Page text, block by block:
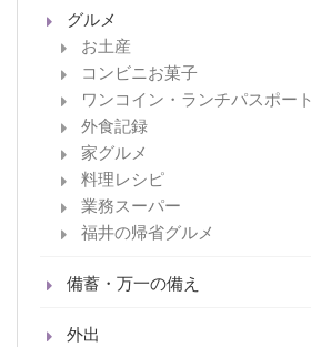
グルメ
お土産
コンビニお菓子
ワンコイン・ランチパスポート
外食記録
家グルメ
料理レシピ
業務スーパー
福井の帰省グルメ
備蓄・万一の備え
外出